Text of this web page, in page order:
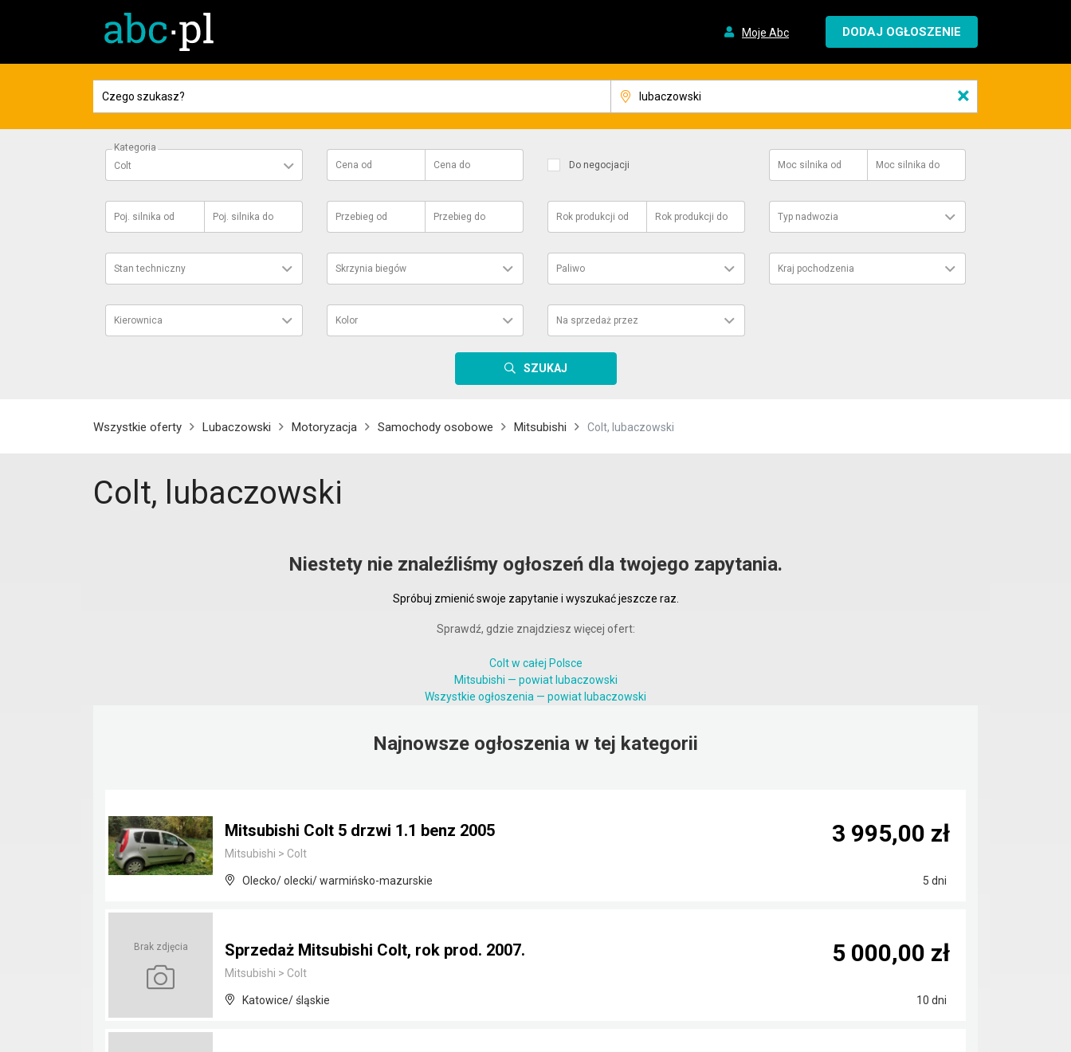
Moje Abc DODAJ OGŁOSZENIE
×
Kategoria
Colt
Cena od Cena do Do negocjacji Moc silnika od Moc silnika do
Poj. silnika od Poj. silnika do Przebieg od Przebieg do Rok produkcji od Rok produkcji do Typ nadwozia
Stan techniczny Skrzynia biegów Paliwo Kraj pochodzenia
Kierownica Kolor Na sprzedaż przez
SZUKAJ
Wszystkie oferty Lubaczowski Motoryzacja Samochody osobowe Mitsubishi Colt, lubaczowski
Colt, lubaczowski
Niestety nie znaleźliśmy ogłoszeń dla twojego zapytania.
Spróbuj zmienić swoje zapytanie i wyszukać jeszcze raz.
Sprawdź, gdzie znajdziesz więcej ofert:
Colt w całej Polsce
Mitsubishi — powiat lubaczowski
Wszystkie ogłoszenia — powiat lubaczowski
Najnowsze ogłoszenia w tej kategorii
Mitsubishi Colt 5 drzwi 1.1 benz 2005
Mitsubishi > Colt
Olecko/ olecki/ warmińsko-mazurskie 5 dni
3 995,00 zł
Brak zdjęcia Sprzedaż Mitsubishi Colt, rok prod. 2007.
Mitsubishi > Colt
Katowice/ śląskie 10 dni
5 000,00 zł